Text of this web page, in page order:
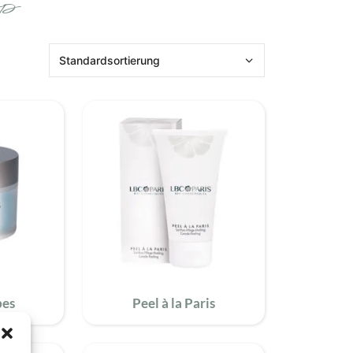
trockene Haut
Traditionelle Pflege
Peel à la Paris